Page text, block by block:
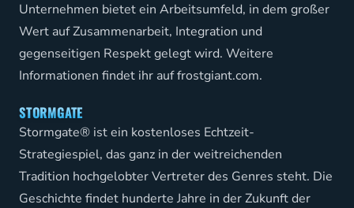
Unternehmen bietet ein Arbeitsumfeld, in dem großer
Wert auf Zusammenarbeit, Integration und
gegenseitigen Respekt gelegt wird. Weitere
Informationen findet ihr auffrostgiant.com.
STORMGATE
Stormgate® ist ein kostenloses Echtzeit-
Strategiespiel, das ganz in der weitreichenden
Tradition hochgelobter Vertreter des Genres steht. Die
Geschichte findet hunderte Jahre in der Zukunft der